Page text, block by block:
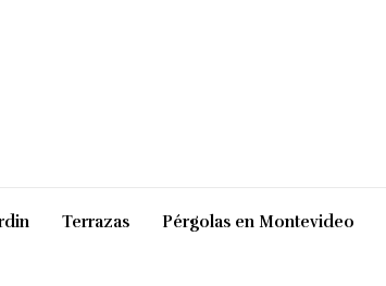
Terrazas Pérgolas en Montevideo